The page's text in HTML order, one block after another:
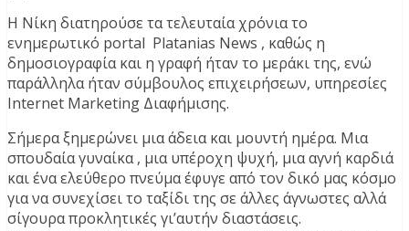
Η Νίκη διατηρούσε τα τελευταία χρόνια το
ενημερωτικό portal Platanias News , καθώς η
δημοσιογραφία και η γραφή ήταν το μεράκι της, ενώ
παράλληλα ήταν σύμβουλος επιχειρήσεων, υπηρεσίες
Internet Marketing Διαφήμισης.
Σήμερα ξημερώνει μια άδεια και μουντή ημέρα. Μια
σπουδαία γυναίκα , μια υπέροχη ψυχή, μια αγνή καρδιά
και ένα ελεύθερο πνεύμα έφυγε από τον δικό μας κόσμο
για να συνεχίσει το ταξίδι της σε άλλες άγνωστες αλλά
σίγουρα προκλητικές γι’αυτήν διαστάσεις.